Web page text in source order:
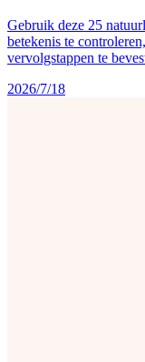
Gebruik deze 25
betekenis te
vervolgstappen te
2026/7/18